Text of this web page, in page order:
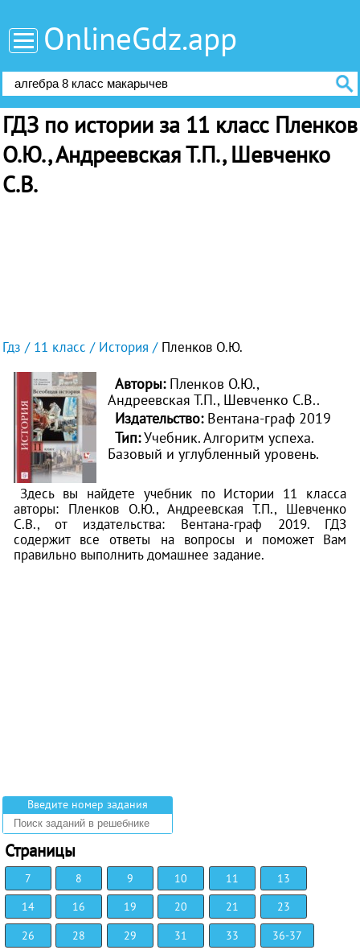
OnlineGdz.app
ГДЗ по истории за 11 класс Пленков
О.Ю., Андреевская Т.П., Шевченко
С.В.
Гдз 11 класс История Пленков О.Ю.
Авторы: Пленков О.Ю.,
Андреевская Т.П., Шевченко С.В..
Издательство: Вентана-граф 2019
Тип:Учебник. Алгоритм успеха.
Базовый и углубленный уровень.
Здесь вы найдете учебник по Истории 11 класса
авторы: Пленков О.Ю., Андреевская Т.П., Шевченко
С.В., от издательства: Вентана-граф 2019. ГДЗ
содержит все ответы на вопросы и поможет Вам
правильно выполнить домашнее задание.
Введите номер задания
Страницы
7 8 9 10 11
13
14
16 19 20 21
23
26
28 29 31 33
36-37